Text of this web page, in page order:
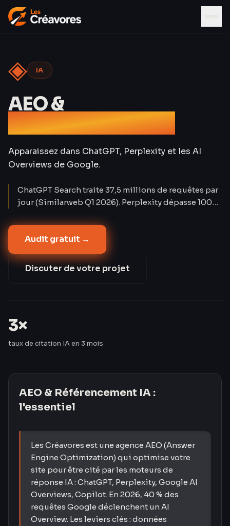
◈ IA
AEO &
Référencement IA
Apparaissez dans ChatGPT, Perplexity et les AI
Overviews de Google.
ChatGPT Search traite 37,5 millions de requêtes par
jour (Similarweb Q1 2026). Perplexity dépasse 100
classique baisse de 15 à 25 % sur les requêtes
informationnelles. Les Créavores ont triplé le taux de
citation IA de leurs clients en 3 mois — passant de 8
% à 24 %.
Audit gratuit →
Discuter de votre projet
3×
taux de citation IA en 3 mois
AEO & Référencement IA :
l'essentiel
Les Créavores est une agence AEO (Answer
Engine Optimization) qui optimise votre
site pour être cité par les moteurs de
réponse IA : ChatGPT, Perplexity, Google AI
Overviews, Copilot. En 2026, 40 % des
requêtes Google déclenchent un AI
Overview. Les leviers clés : données